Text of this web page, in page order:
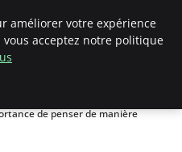
de penser de manière
améliorer votre expérience
acceptez notre politique